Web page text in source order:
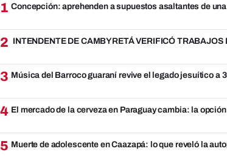
1 Concepción: aprehenden a supuestos asaltantes de
2 INTENDENTE DE CAMBYRETÁ VERIFICÓ
3 Música del Barroco guaraní revive el legado jesuítico a
4 El mercado de la cerveza en Paraguay cambia: la
5 Muerte de adolescente en Caazapá: lo que reveló la